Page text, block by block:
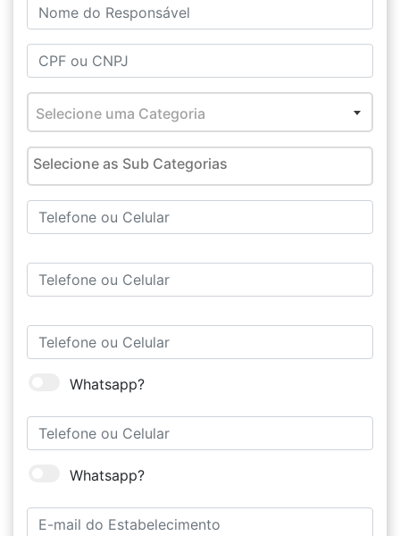
Selecione uma Categoria
Whatsapp?
Whatsapp?